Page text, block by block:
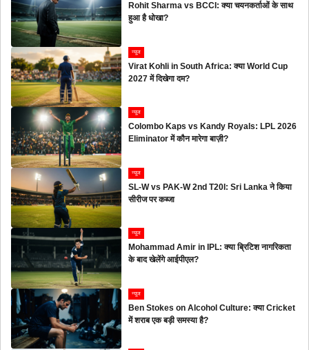
Rohit Sharma vs BCCI: क्या चयनकर्ताओं के साथ
हुआ है धोखा?
न्यूज
Virat Kohli in South Africa: क्या World Cup
2027 में दिखेगा दम?
न्यूज
Colombo Kaps vs Kandy Royals: LPL 2026
Eliminator में कौन मारेगा बाज़ी?
न्यूज
SL-W vs PAK-W 2nd T20I: Sri Lanka ने किया
सीरीज पर कब्जा
न्यूज
Mohammad Amir in IPL: क्या ब्रिटिश नागरिकता
के बाद खेलेंगे आईपीएल?
न्यूज
Ben Stokes on Alcohol Culture: क्या Cricket
में शराब एक बड़ी समस्या है?